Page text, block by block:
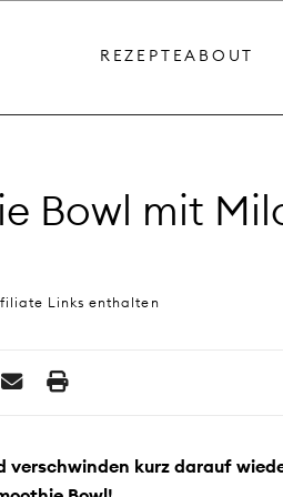
REZEPTEABOUT
Bowl mit
Links enthalten
verschwinden kurz darauf